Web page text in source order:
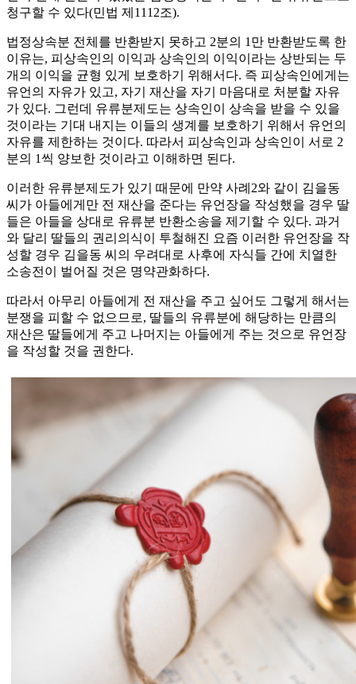
청구할 수 있다(민법 제1112조).
법정상속분 전체를 반환받지 못하고 2분의 1만 반환받도록 한
이유는, 피상속인의 이익과 상속인의 이익이라는 상반되는 두
개의 이익을 균형 있게 보호하기 위해서다. 즉 피상속인에게는
유언의 자유가 있고, 자기 재산을 자기 마음대로 처분할 자유
가 있다. 그런데 유류분제도는 상속인이 상속을 받을 수 있을
것이라는 기대 내지는 이들의 생계를 보호하기 위해서 유언의
자유를 제한하는 것이다. 따라서 피상속인과 상속인이 서로 2
분의 1씩 양보한 것이라고 이해하면 된다.
이러한 유류분제도가 있기 때문에 만약 사례2와 같이 김을동
씨가 아들에게만 전 재산을 준다는 유언장을 작성했을 경우 딸
들은 아들을 상대로 유류분 반환소송을 제기할 수 있다. 과거
와 달리 딸들의 권리의식이 투철해진 요즘 이러한 유언장을 작
성할 경우 김을동 씨의 우려대로 사후에 자식들 간에 치열한
소송전이 벌어질 것은 명약관화하다.
따라서 아무리 아들에게 전 재산을 주고 싶어도 그렇게 해서는
분쟁을 피할 수 없으므로, 딸들의 유류분에 해당하는 만큼의
재산은 딸들에게 주고 나머지는 아들에게 주는 것으로 유언장
을 작성할 것을 권한다.